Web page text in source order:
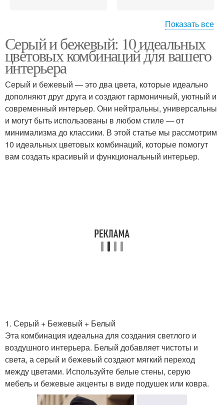
Цвет для современного
интерьера
Показать все
Серый и бежевый: 10 идеальных
цветовых комбинаций для вашего
интерьера
Серый и бежевый — это два цвета, которые идеально
дополняют друг друга и создают гармоничный, уютный и
современный интерьер. Они нейтральны, универсальны
и могут быть использованы в любом стиле — от
минимализма до классики. В этой статье мы рассмотрим
10 идеальных цветовых комбинаций, которые помогут
вам создать красивый и функциональный интерьер.
1. Серый + Бежевый + Белый
Эта комбинация идеальна для создания светлого и
воздушного интерьера. Белый добавляет чистоты и
света, а серый и бежевый создают мягкий переход
между цветами. Используйте белые стены, серую
мебель и бежевые акценты в виде подушек или ковра.